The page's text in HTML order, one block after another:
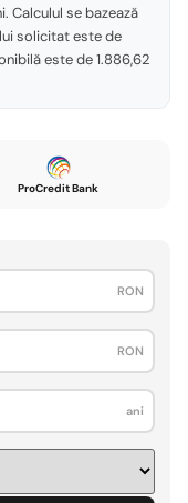
Calculul se bazează
solicitat este de
este de 1.886,62
ProCredit Bank
RON
RON
ani